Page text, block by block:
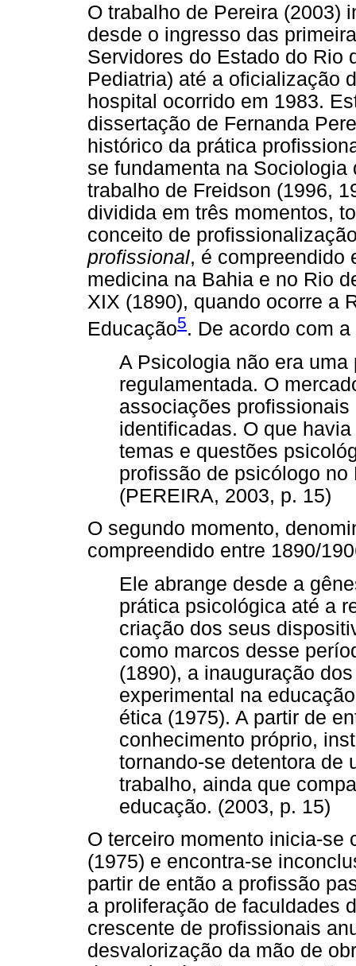
O trabalho de Pereira (2003)
desde o ingresso das
Servidores do Estado do Rio
Pediatria) até a oficialização
hospital ocorrido em 1983.
dissertação de Fernanda
histórico da prática
se fundamenta na
trabalho de Freidson (1996,
dividida em três momentos,
conceito de
profissional, é compreendido
medicina na Bahia e no Rio
XIX (1890), quando ocorre a
Educação5. De acordo com a
A Psicologia não era uma
regulamentada. O
associações
identificadas. O que
temas e questões
profissão de psicólogo
(PEREIRA, 2003, p. 15)
O segundo momento,
compreendido entre 1890/
Ele abrange desde a
prática psicológica até a
criação dos seus
como marcos desse
(1890), a inauguração
experimental na
ética (1975). A partir de
conhecimento próprio,
tornando-se detentora de
trabalho, ainda que
educação. (2003, p. 15)
O terceiro momento inicia-se
(1975) e encontra-se
partir de então a profissão
a proliferação de faculdades
crescente de profissionais
desvalorização da mão de